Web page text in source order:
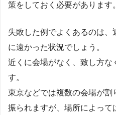
策をしておく必要があります。
失敗した例でよくあるのは
に遠かった状況でしょう。
近くに会場がなく、致し方な
す。
東京などでは複数の会場が割
振られますが、場所によって